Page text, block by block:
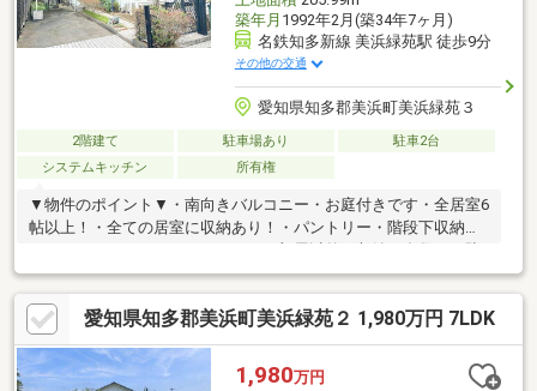
築年月 1992年2月(築34年7ヶ月)
名鉄知多新線 美浜緑苑駅 徒歩9分
その他の交通
愛知県知多郡美浜町美浜緑苑３
2階建て 駐車場あり
駐車2台
システムキッチン
所有権
▼物件のポイント▼・南向きバルコニー・お庭付きです・全居室6
帖以上！・全ての居室に収納あり！・パントリー・階段下収納・
車場あり▼立地のポイント▼・南知多ビーチランド＆南知多おも
ちゃ王国まで車で8分・美浜町巡回バス「美浜緑苑中高公園」から
徒歩6分・海が近いエリア・閑静な住宅街・周辺は公園が点在して
いる緑あふれるエリアです
愛知県知多郡美浜町美浜緑苑２ 1,980万円 7LDK
1,980万円